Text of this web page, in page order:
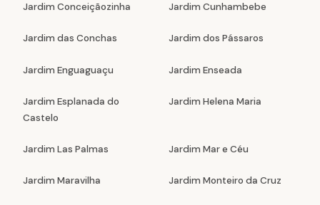
Jardim Conceiçãozinha Jardim Cunhambebe
Jardim das Conchas Jardim dos Pássaros
Jardim Enguaguaçu Jardim Enseada
Jardim Esplanada do
Castelo
Jardim Helena Maria
Jardim Las Palmas Jardim Mar e Céu
Jardim Maravilha Jardim Monteiro da Cruz